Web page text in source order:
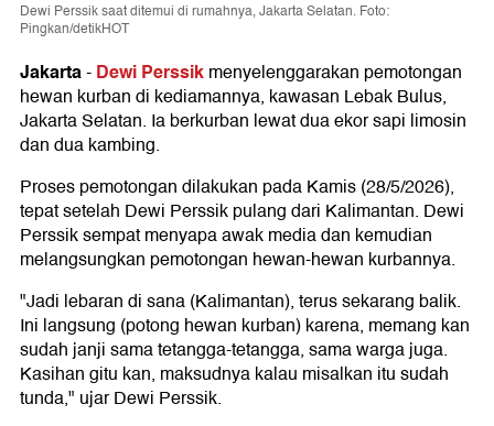
Dewi Perssik saat ditemui di rumahnya, Jakarta Selatan. Foto:
Pingkan/detikHOT
Jakarta-Dewi Perssikmenyelenggarakan pemotongan
hewan kurban di kediamannya, kawasan Lebak Bulus,
Jakarta Selatan. Ia berkurban lewat dua ekor sapi limosin
dan dua kambing.
Proses pemotongan dilakukan pada Kamis (28/5/2026),
tepat setelah Dewi Perssik pulang dari Kalimantan. Dewi
Perssik sempat menyapa awak media dan kemudian
melangsungkan pemotongan hewan-hewan kurbannya.
"Jadi lebaran di sana (Kalimantan), terus sekarang balik.
Ini langsung (potong hewan kurban) karena, memang kan
sudah janji sama tetangga-tetangga, sama warga juga.
Kasihan gitu kan, maksudnya kalau misalkan itu sudah
tunda," ujar Dewi Perssik.